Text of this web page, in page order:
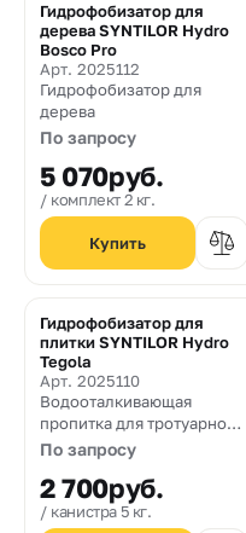
Гидрофобизатор для
дерева SYNTILOR Hydro
Bosco Pro
Арт. 2025112
Гидрофобизатор для
дерева
По запросу
5 070руб.
комплект 2 кг.
Гидрофобизатор для
плитки SYNTILOR Hydro
Tegola
Арт. 2025110
Водооталкивающая
пропитка для тротуарной
плитки
По запросу
2 700руб.
канистра 5 кг.